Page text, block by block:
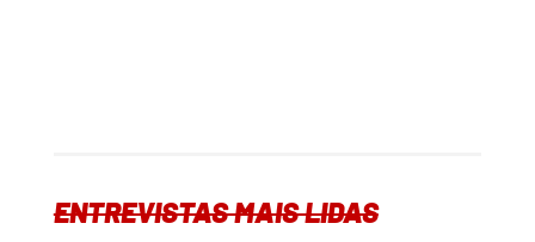
ENTREVISTAS MAIS LIDAS